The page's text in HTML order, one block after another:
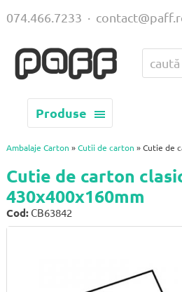
Produse
074.466.7233 ·
Ambalaje Carton » Cutii de carton » Cutie de
Cutie de carton
430x400x160mm
Cod: CB63842